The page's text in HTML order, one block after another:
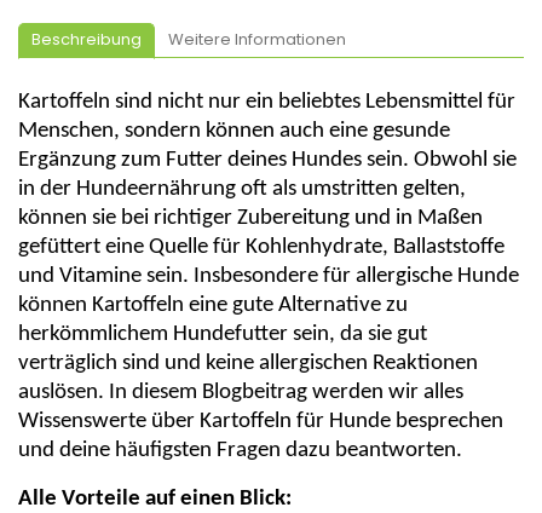
Beschreibung Weitere Informationen
Kartoffeln sind nicht nur ein beliebtes Lebensmittel für
Menschen, sondern können auch eine gesunde
Ergänzung zum Futter deines Hundes sein. Obwohl sie
in der Hundeernährung oft als umstritten gelten,
können sie bei richtiger Zubereitung und in Maßen
gefüttert eine Quelle für Kohlenhydrate, Ballaststoffe
und Vitamine sein. Insbesondere für allergische Hunde
können Kartoffeln eine gute Alternative zu
herkömmlichem Hundefutter sein, da sie gut
verträglich sind und keine allergischen Reaktionen
auslösen. In diesem Blogbeitrag werden wir alles
Wissenswerte über Kartoffeln für Hunde besprechen
und deine häufigsten Fragen dazu beantworten.
Alle Vorteile auf einen Blick: